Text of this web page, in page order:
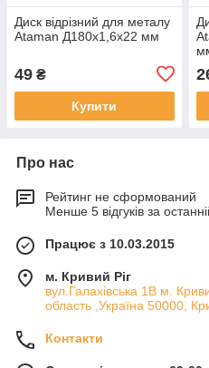
Диск відрізний для металу
Ataman Д180х1,6х22 мм
49 ₴
Купити
Про нас
Рейтинг не сформований
Менше 5 відгуків за
Працює з 10.03.2015
м. Кривий Ріг
вул.Галахівська 1В м.
область ,Україна 50000,
Контакти